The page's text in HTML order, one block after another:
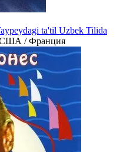
ta'til Uzbek Tilida
США / Франция